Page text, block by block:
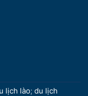
lịch lào; du lịch